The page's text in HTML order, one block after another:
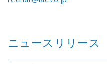
ニュースリリース